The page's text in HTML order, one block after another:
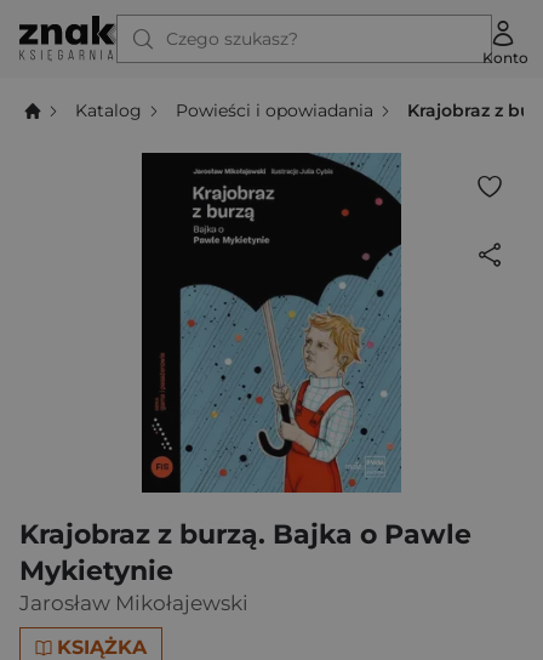
Czego szukasz?
Konto
Katalog Powieści i opowiadania Krajobraz z
Krajobraz z burzą. Bajka o Pawle
Mykietynie
Jarosław Mikołajewski
KSIĄŻKA